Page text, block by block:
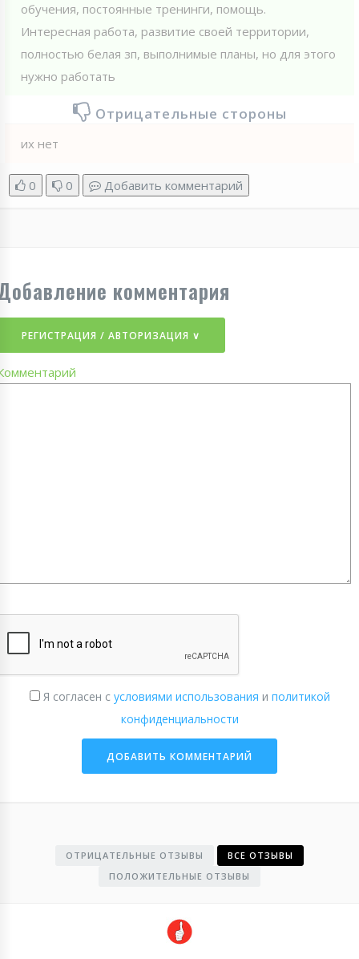
обучения, постоянные тренинги, помощь.
Интересная работа, развитие своей территории,
полностью белая зп, выполнимые планы, но для этого
нужно работать
Отрицательные стороны
их нет
0 0 Добавить комментарий
комментария
РЕГИСТРАЦИЯ / АВТОРИЗАЦИЯ ∨
Я согласен с условиями использования и политикой
конфиденциальности
ОТРИЦАТЕЛЬНЫЕ ОТЗЫВЫ
ВСЕ ОТЗЫВЫ
ПОЛОЖИТЕЛЬНЫЕ ОТЗЫВЫ